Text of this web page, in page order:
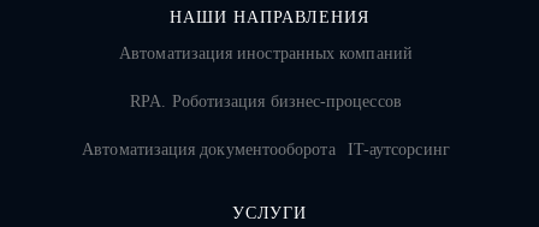
НАШИ НАПРАВЛЕНИЯ
Автоматизация иностранных компаний
RPA. Роботизация бизнес-процессов
Автоматизация документооборота IT-аутсорсинг
УСЛУГИ